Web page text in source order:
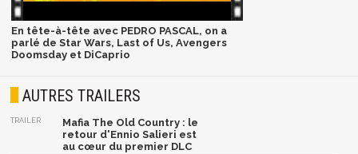
En tête-à-tête avec PEDRO PASCAL, on a
parlé de Star Wars, Last of Us, Avengers
Doomsday et DiCaprio
AUTRES TRAILERS
TRAILER
Mafia The Old Country : le
retour d'Ennio Salieri est
au cœur du premier DLC